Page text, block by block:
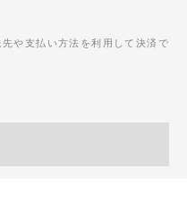
や支払い方法を利用して決済で